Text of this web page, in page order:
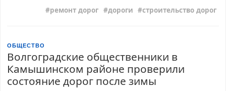
ремонт дорог дороги строительство дорог
ОБЩЕСТВО
Волгоградские общественники в
Камышинском районе проверили
состояние дорог после зимы